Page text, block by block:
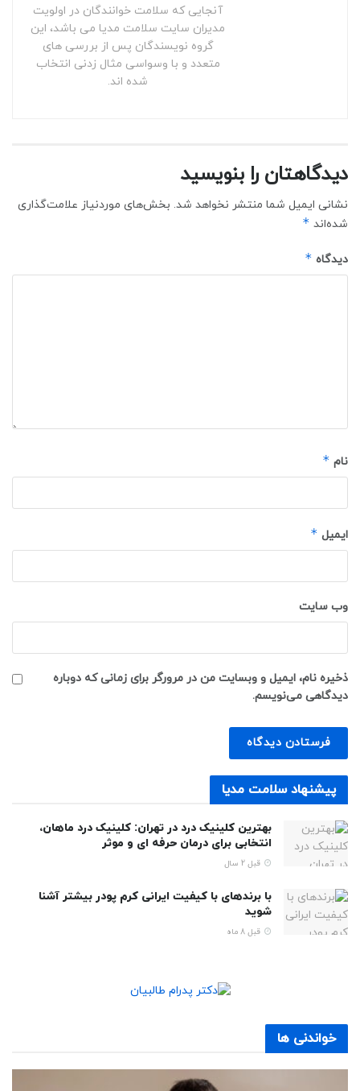
آنجایی که سلامت خوانندگان در اولویت
مدیران سایت سلامت مدیا می باشد، این
گروه نویسندگان پس از بررسی های
متعدد و با وسواسی مثال زدنی انتخاب
شده اند.
دیدگاهتان را بنویسید
نشانی ایمیل شما منتشر نخواهد شد. بخش‌های موردنیاز علامت‌گذاری
شده‌اند *
دیدگاه *
نام *
ایمیل *
وب‌ سایت
ذخیره نام، ایمیل و وبسایت من در مرورگر برای زمانی که دوباره
دیدگاهی می‌نویسم.
پیشنهاد سلامت مدیا
بهترین کلینیک درد در تهران: کلینیک درد ماهان،
انتخابی برای درمان حرفه ای و موثر
قبل 2 سال
با برندهای با کیفیت ایرانی کرم پودر بیشتر آشنا
شوید
قبل 8 ماه
خواندنی ها